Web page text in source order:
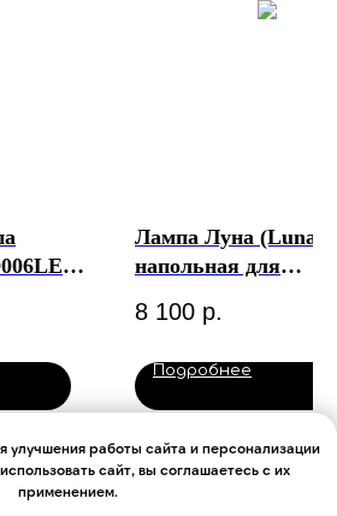
Лампа Луна (Luna)
напольная для
8 100 р.
Подробнее
В
улучшения работы сайта и персонализации
сайт, вы соглашаетесь с их
применением.